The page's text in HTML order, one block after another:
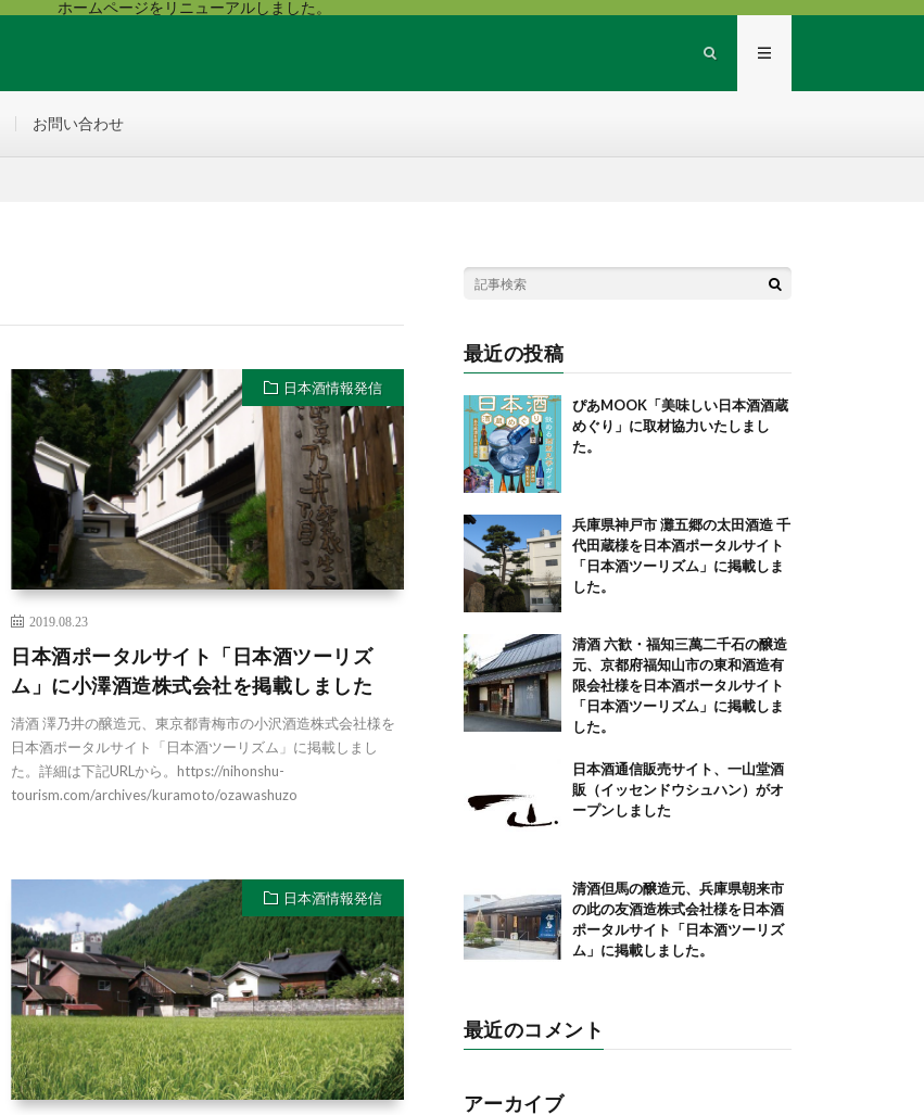
ホームページをリニューアルしました。
お問い合わせ
日本酒情報発信
2019.08.23
日本酒ポータルサイト「日本酒ツーリズ
ム」に小澤酒造株式会社を掲載しました
清酒 澤乃井の醸造元、東京都青梅市の小沢酒造株式会社様を
日本酒ポータルサイト「日本酒ツーリズム」に掲載しまし
た。詳細は下記URLから。https://nihonshu-
tourism.com/archives/kuramoto/ozawashuzo
日本酒情報発信
最近の投稿
ぴあMOOK「美味しい日本酒酒蔵
めぐり」に取材協力いたしまし
た。
兵庫県神戸市 灘五郷の太田酒造 千
代田蔵様を日本酒ポータルサイト
「日本酒ツーリズム」に掲載しま
した。
清酒 六歓・福知三萬二千石の醸造
元、京都府福知山市の東和酒造有
限会社様を日本酒ポータルサイト
「日本酒ツーリズム」に掲載しま
した。
日本酒通信販売サイト、一山堂酒
販（イッセンドウシュハン）がオ
ープンしました
清酒但馬の醸造元、兵庫県朝来市
の此の友酒造株式会社様を日本酒
ポータルサイト「日本酒ツーリズ
ム」に掲載しました。
最近のコメント
アーカイブ